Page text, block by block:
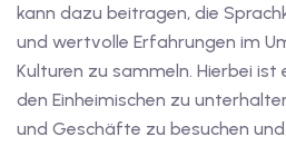
kann dazu beitragen, die
und wertvolle Erfahrungen im
Kulturen zu sammeln. Hierbei
den Einheimischen zu
und Geschäfte zu besuchen